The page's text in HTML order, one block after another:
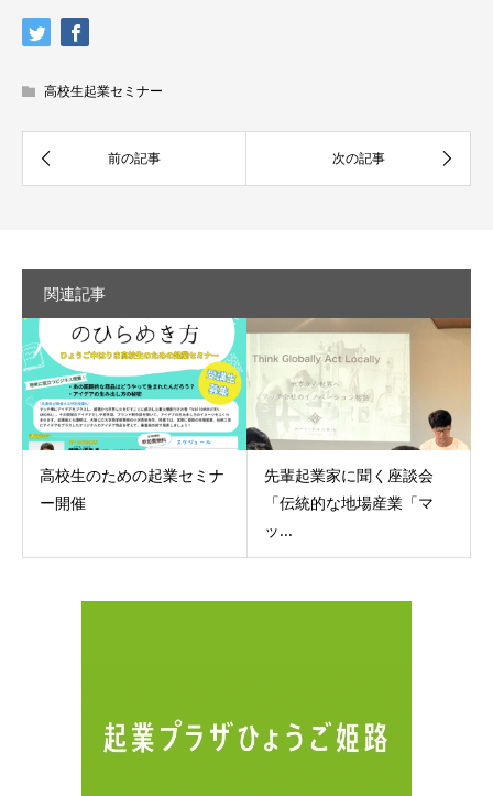
高校生起業セミナー
関連記事
高校生のための起業セミナ
ー開催
先輩起業家に聞く座談会
「伝統的な地場産業「マ
ッ...